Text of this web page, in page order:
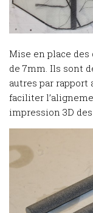
Mise en place des
de 7mm. Ils sont
autres par rapport
faciliter
impression 3D